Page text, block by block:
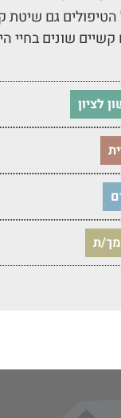
הטיפולים גם
שונים בחיי
לציון
ת